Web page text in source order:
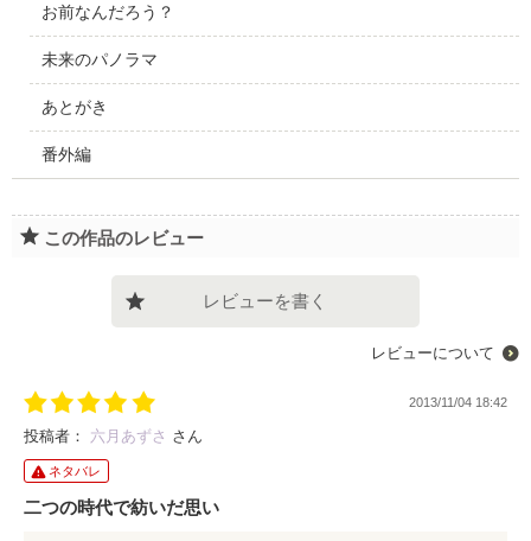
お前なんだろう？
未来のパノラマ
あとがき
番外編
この作品のレビュー
レビューを書く
レビューについて
2013/11/04 18:42
投稿者： 六月あずさ さん
ネタバレ
二つの時代で紡いだ思い